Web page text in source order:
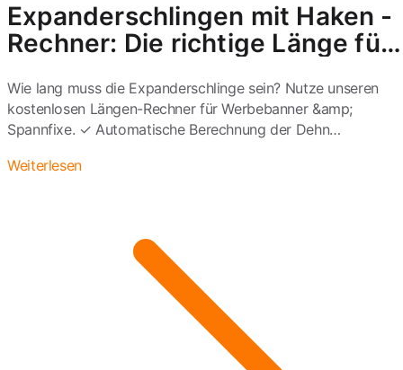
Expanderschlingen mit Haken -
Rechner: Die richtige Länge für
Wie lang muss die Expanderschlinge sein? Nutze unseren
kostenlosen Längen-Rechner für Werbebanner &amp;
Spannfixe. ✓ Automatische Berechnung der Dehn…
Weiterlesen